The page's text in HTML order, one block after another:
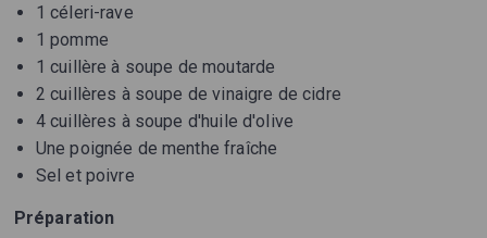
1 céleri-rave
1 pomme
1 cuillère à soupe de moutarde
2 cuillères à soupe de vinaigre de cidre
4 cuillères à soupe d'huile d'olive
Une poignée de menthe fraîche
Sel et poivre
Préparation